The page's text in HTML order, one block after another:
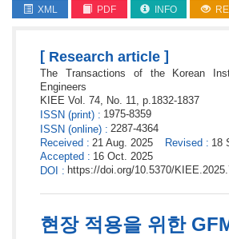
XML PDF INFO
[ Research article ]
The Transactions of the Korean
Engineers
KIEE Vol. 74, No. 11, p.1832-1837
ISSN (print) : 1975-8359
ISSN (online) : 2287-4364
Received : 21 Aug. 2025 Revised : 18
Accepted : 16 Oct. 2025
DOI : https://doi.org/10.5370/
현장 적용을 위한